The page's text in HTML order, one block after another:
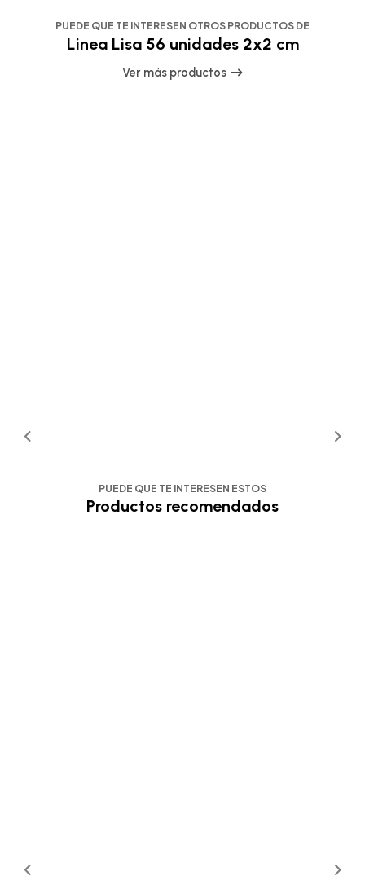
PUEDE QUE TE INTERESEN OTROS PRODUCTOS DE
Linea Lisa 56 unidades 2x2 cm
Ver más productos
PUEDE QUE TE INTERESEN ESTOS
Productos recomendados